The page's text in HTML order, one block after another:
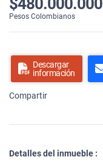
Pesos Colombianos
Descargar
información
Compartir
Detalles del inmueble :